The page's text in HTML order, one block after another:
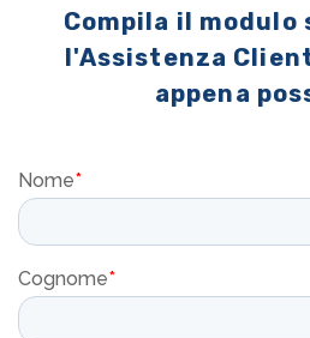
Compila il
l'Assistenza
appena